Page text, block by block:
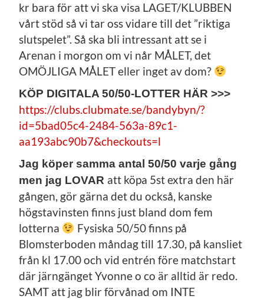
kr bara för att vi ska visa LAGET/KLUBBEN
vårt stöd så vi tar oss vidare till det ”riktiga
slutspelet”. Så ska bli intressant att se i
Arenan i morgon om vi når MÅLET, det
OMÖJLIGA MÅLET eller inget av dom?
KÖP DIGITALA 50/50-LOTTER HÄR >>>
https://clubs.clubmate.se/bandybyn/?
id=5bad05c4-2484-563a-89c1-
aa193abc90b7&checkouts=l
Jag köper samma antal 50/50 varje gång
men jag LOVAR att köpa 5st extra den här
gången, gör gärna det du också, kanske
högstavinsten finns just bland dom fem
lotterna
Fysiska 50/50 finns på
Blomsterboden måndag till 17.30, på kansliet
från kl 17.00 och vid entrén före matchstart
där järngänget Yvonne o co är alltid är redo.
SAMT att jag blir förvånad om INTE